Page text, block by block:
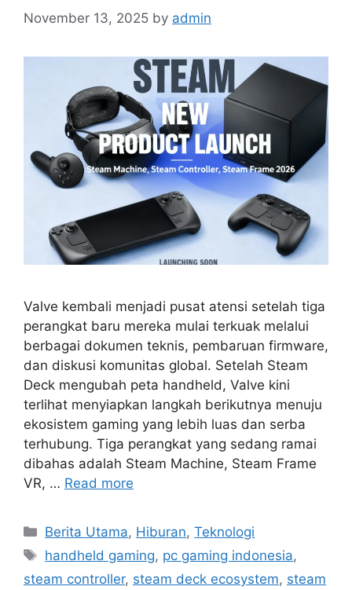
November 13, 2025 by admin
Valve kembali menjadi pusat atensi setelah tiga
perangkat baru mereka mulai terkuak melalui
berbagai dokumen teknis, pembaruan firmware,
dan diskusi komunitas global. Setelah Steam
Deck mengubah peta handheld, Valve kini
terlihat menyiapkan langkah berikutnya menuju
ekosistem gaming yang lebih luas dan serba
terhubung. Tiga perangkat yang sedang ramai
dibahas adalah Steam Machine, Steam Frame
VR, … Read more
C
a
Berita Utama, Hiburan,Teknologi
T
handheld gaming, pc gaming indonesia,
steam controller, steam deck ecosystem, steam